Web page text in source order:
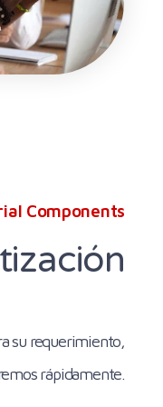
Components
su requerimiento,
rápidamente.